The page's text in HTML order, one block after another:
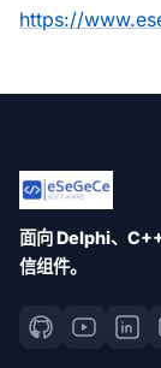
https://
面向 Delphi、
信组件。